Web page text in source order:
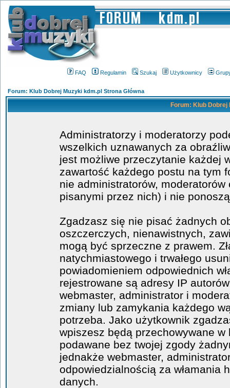
FAQ Regulamin Szukaj Użytkownicy
Forum: Klub Dobrej Muzyki kdm.pl Strona Główna
Forum: Klub
Administratorzy i moderatorzy
wszelkich uznawanych za
jest możliwe przeczytanie każdej
zawartość każdego postu na tym
nie administratorów,
pisanymi przez nich) i nie
Zgadzasz się nie pisać żadnych
oszczerczych, nienawistnych,
mogą być sprzeczne z prawem.
natychmiastowego i trwałego
powiadomieniem odpowiednich
rejestrowane są adresy IP
webmaster, administrator i
zmiany lub zamykania każdego
potrzeba. Jako użytkownik
wpiszesz będą przechowywane
podawane bez twojej zgody
jednakże webmaster,
odpowiedzialnością za włamania
danych.